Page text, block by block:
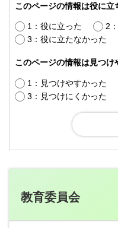
このページの情報は役に立
1：役に立った
2
3：役に立たなかった
このページの情報は見つけ
1：見つけやすかった
3：見つけにくかった
教育委員会